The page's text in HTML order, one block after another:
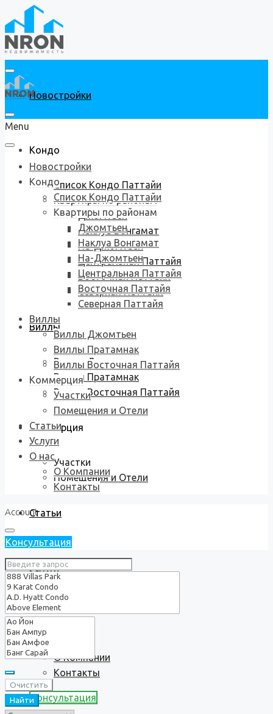
Новостройки
Кондо
Список Кондо Паттайи
Квартиры по районам
Джомтьен
Наклуа Вонгамат
На-Джомтьен
Центральная Паттайя
Восточная Паттайя
Северная Паттайя
Виллы
Виллы Джомтьен
Виллы Пратамнак
Виллы Восточная Паттайя
Коммерция
Участки
Помещения и Отели
Статьи
Услуги
О нас
О Компании
Контакты
Консультация
Menu
Новостройки
Кондо
Список Кондо Паттайи
Квартиры по районам
Джомтьен
Наклуа Вонгамат
На-Джомтьен
Центральная Паттайя
Восточная Паттайя
Северная Паттайя
Виллы
Виллы Джомтьен
Виллы Пратамнак
Виллы Восточная Паттайя
Коммерция
Участки
Помещения и Отели
Статьи
Услуги
О нас
О Компании
Контакты
Account
Консультация
Очистить
Найти